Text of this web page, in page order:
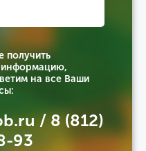
получить
на все Ваши
/ 8 (812)
93